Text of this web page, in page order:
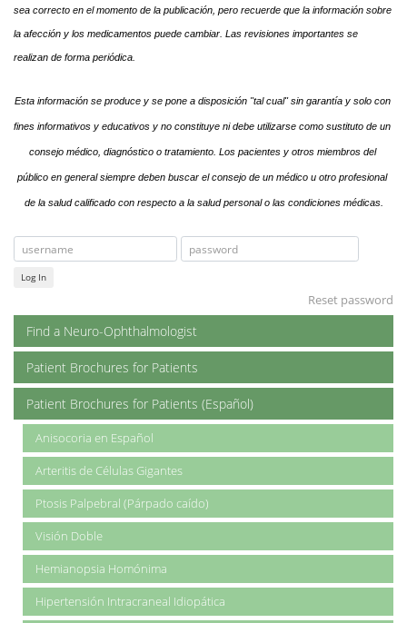
sea correcto en el momento de la publicación, pero recuerde que la información sobre
la afección y los medicamentos puede cambiar. Las revisiones importantes se
realizan de forma periódica.
Esta información se produce y se pone a disposición "tal cual" sin garantía y solo con
fines informativos y educativos y no constituye ni debe utilizarse como sustituto de un
consejo médico, diagnóstico o tratamiento. Los pacientes y otros miembros del
público en general siempre deben buscar el consejo de un médico u otro profesional
de la salud calificado con respecto a la salud personal o las condiciones médicas.
Log In
Reset password
Find a Neuro-Ophthalmologist
Patient Brochures for Patients
Patient Brochures for Patients (Español)
Anisocoria en Español
Arteritis de Células Gigantes
Ptosis Palpebral (Párpado caído)
Visión Doble
Hemianopsia Homónima
Hipertensión Intracraneal Idiopática